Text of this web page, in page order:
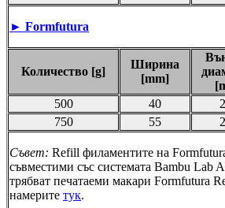
► Formfutura
Количество [g]
Ширина
[mm]
500 40
750
55
Съвет: Refill филаментите на
съвместими със системата Bambu Lab
трябват печатаеми макари Formfutura
намерите тук.